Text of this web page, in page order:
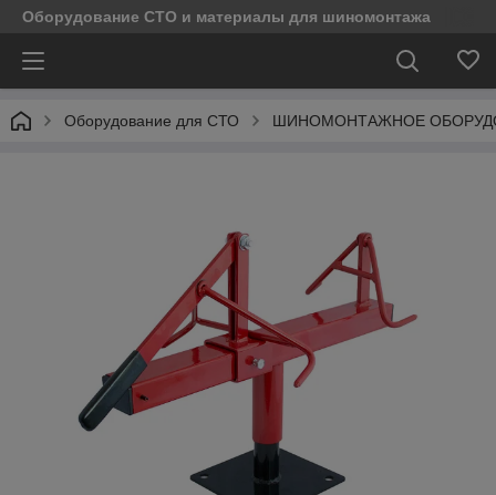
Оборудование СТО и материалы для шиномонтажа
Оборудование для СТО ШИНОМОНТАЖНОЕ